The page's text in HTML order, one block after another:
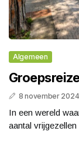
Algemeen
8 november 2024
In een wereld
aantal